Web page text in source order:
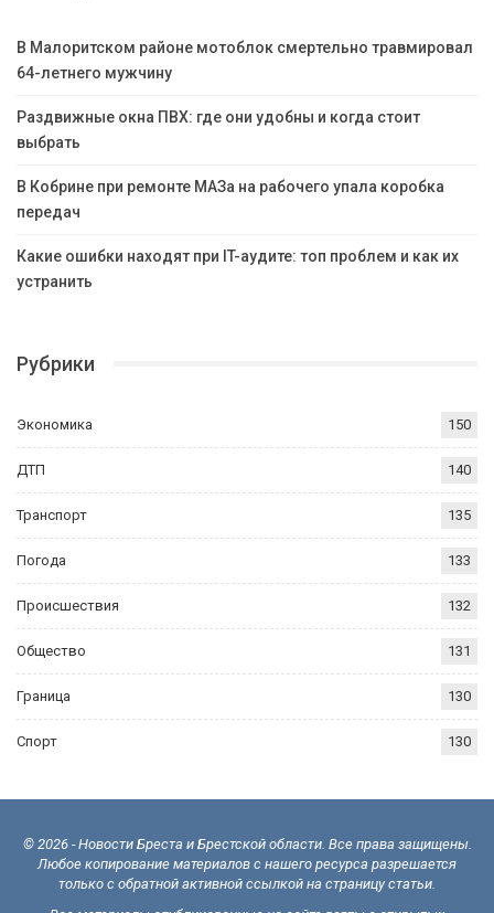
В Малоритском районе мотоблок смертельно травмировал
64-летнего мужчину
Раздвижные окна ПВХ: где они удобны и когда стоит
выбрать
В Кобрине при ремонте МАЗа на рабочего упала коробка
передач
Какие ошибки находят при IT-аудите: топ проблем и как их
устранить
Рубрики
Экономика 150
ДТП 140
Транспорт 135
Погода 133
Происшествия 132
Общество 131
Граница 130
Спорт 130
© 2026 - Новости Бреста и Брестской области. Все права защищены.
Любое копирование материалов с нашего ресурса разрешается
только с обратной активной ссылкой на страницу статьи.